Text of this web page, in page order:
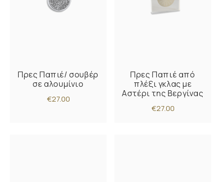
Πρες Παπιέ/ σουβέρ
σε αλουμίνιο
€27.00
Πρες Παπιέ από
πλέξι γκλας με
Αστέρι της Βεργίνας
€27.00